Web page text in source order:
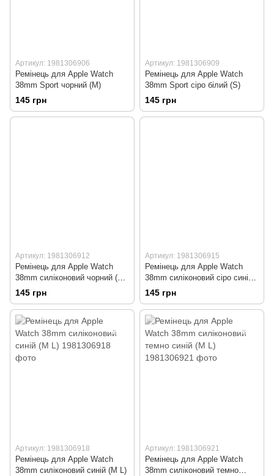
Артикул: 1981306906
Ремінець для Apple Watch
38mm Sport чорний (M)
145 грн
Артикул: 1981306909
Ремінець для Apple Watch
38mm Sport сіро білий (S)
145 грн
Артикул: 1981306912
Ремінець для Apple Watch
38mm силіконовий чорний (M
L)
145 грн
Артикул: 1981306915
Ремінець для Apple Watch
38mm силіконовий сіро синій
(M L)
145 грн
Артикул: 1981306918
Ремінець для Apple Watch
38mm силіконовий синій (M L)
Артикул: 1981306921
Ремінець для Apple Watch
38mm силіконовий темно